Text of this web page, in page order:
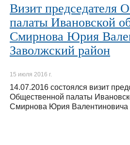
Визит председателя
палаты Ивановской
Смирнова Юрия
Заволжский район
15 июля 2016 г.
14.07.2016 состоялся визит
Общественной палаты
Смирнова Юрия Валентиновича